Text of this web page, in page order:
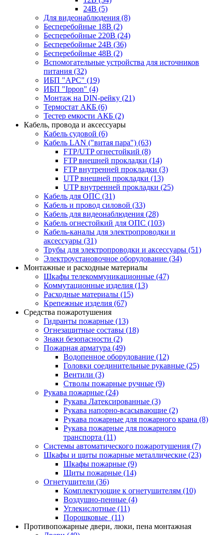
24В (5)
Для видеонаблюдения (8)
Бесперебойные 18В (2)
Бесперебойные 220В (24)
Бесперебойные 24В (36)
Бесперебойные 48В (2)
Вспомогательные устройства для источников
питания (32)
ИБП "APC" (19)
ИБП "Ippon" (4)
Монтаж на DIN-рейку (21)
Термостат АКБ (6)
Тестер емкости АКБ (2)
Кабель, провода и аксессуары
Кабель судовой (6)
Кабель LAN ("витая пара") (63)
FTP/UTP огнестойкий (8)
FTP внешней прокладки (14)
FTP внутренней прокладки (3)
UTP внешней прокладки (13)
UTP внутренней прокладки (25)
Кабель для ОПС (31)
Кабель и провод силовой (33)
Кабель для видеонаблюдения (28)
Кабель огнестойкий для ОПС (103)
Кабель-каналы для электропроводки и
аксессуары (31)
Трубы для электропроводки и аксессуары (51)
Электроустановочное оборудование (34)
Монтажные и расходные материалы
Шкафы телекоммуникационные (47)
Коммутационные изделия (13)
Расходные материалы (15)
Крепежные изделия (67)
Средства пожаротушения
Гидранты пожарные (13)
Огнезащитные составы (18)
Знаки безопасности (2)
Пожарная арматура (49)
Водопенное оборудование (12)
Головки соединительные рукавные (25)
Вентили (3)
Стволы пожарные ручные (9)
Рукава пожарные (24)
Рукава Латексированные (3)
Рукава напорно-всасывающие (2)
Рукава пожарные для пожарного крана (8)
Рукава пожарные для пожарного
транспорта (11)
Системы автоматического пожаротушения (7)
Шкафы и щиты пожарные металлические (23)
Шкафы пожарные (9)
Щиты пожарные (14)
Огнетушители (36)
Комплектующие к огнетушителям (10)
Воздушно-пенные (4)
Углекислотные (11)
Порошковые (11)
Противопожарные двери, люки, пена монтажная